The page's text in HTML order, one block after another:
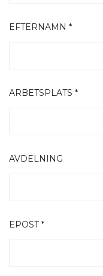
EFTERNAMN *
ARBETSPLATS *
AVDELNING
EPOST *